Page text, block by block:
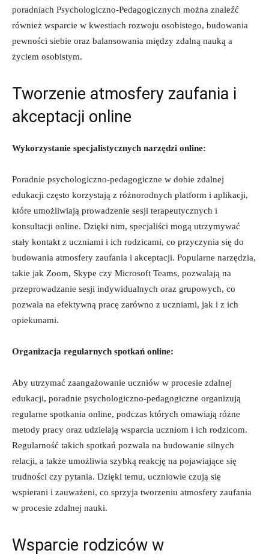
poradniach Psychologiczno-Pedagogicznych można⁤ znaleźć
również​ wsparcie w kwestiach rozwoju osobistego, budowania
pewności siebie oraz balansowania między zdalną nauką a
⁤życiem osobistym.
Tworzenie ⁣atmosfery ‍zaufania i
‌akceptacji online
Wykorzystanie specjalistycznych narzędzi online:
Poradnie psychologiczno-pedagogiczne w‌ dobie⁣ zdalnej
‌edukacji często​ korzystają z różnorodnych platform ⁤i aplikacji,
‍które umożliwiają ​prowadzenie​ sesji ‍terapeutycznych i
⁢konsultacji ​online. Dzięki nim,​ specjaliści⁤ mogą‌ utrzymywać
⁣stały ‌kontakt z ⁤uczniami i ich rodzicami, co przyczynia⁤ się do
budowania⁤ atmosfery zaufania⁤ i akceptacji. Popularne narzędzia,
takie jak Zoom, Skype czy Microsoft Teams, pozwalają​ na
przeprowadzanie sesji indywidualnych oraz grupowych, co
pozwala na⁢ efektywną‍ pracę zarówno z⁢ uczniami, jak i z ich
opiekunami.
Organizacja ‌regularnych spotkań online:
Aby utrzymać zaangażowanie uczniów w⁤ procesie zdalnej
‍edukacji, poradnie psychologiczno-pedagogiczne‌ organizują
regularne spotkania online, podczas których omawiają‍ różne
metody pracy‍ oraz udzielają ‌wsparcia ⁤uczniom i ich​ rodzicom.
⁤Regularność ‍takich ‌spotkań pozwala na budowanie silnych
relacji, a także umożliwia szybką reakcję na pojawiające się
trudności czy pytania. Dzięki temu,‍ uczniowie czują się⁤
wspierani ‌i ⁣zauważeni, co sprzyja ​tworzeniu atmosfery zaufania
w procesie zdalnej ⁤nauki.
Wsparcie rodziców⁣ w